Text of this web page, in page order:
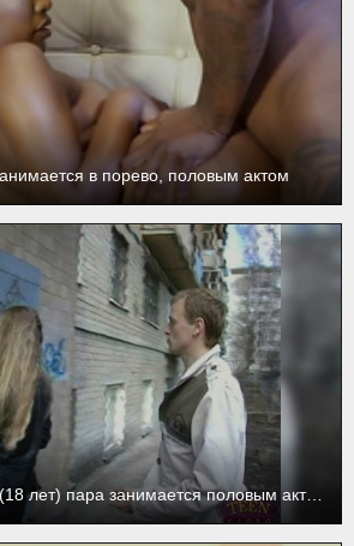
в порево, половым актом
Шлендра молодая (18 лет) пара занимается половым актом